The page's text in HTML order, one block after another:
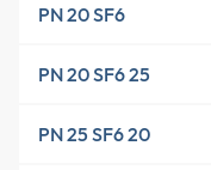
PN 20 SF6
PN 20 SF6 25
PN 25 SF6 20